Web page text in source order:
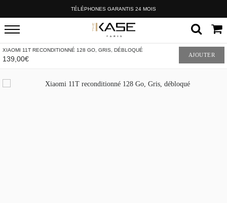
TÉLÉPHONES GARANTIS 24 MOIS
XIAOMI 11T RECONDITIONNÉ 128 GO, GRIS, DÉBLOQUÉ
139,00€ AJOUTER